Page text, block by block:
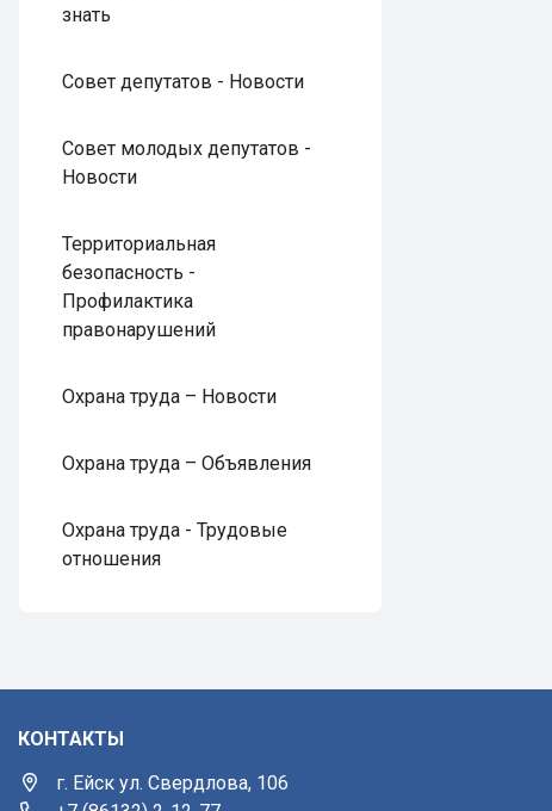
знать
Совет депутатов - Новости
Совет молодых депутатов -
Новости
Территориальная
безопасность -
Профилактика
правонарушений
Охрана труда – Новости
Охрана труда – Объявления
Охрана труда - Трудовые
отношения
КОНТАКТЫ
г. Ейск ул. Свердлова, 106